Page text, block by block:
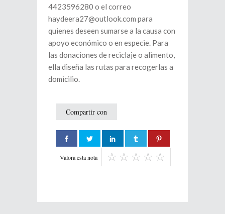
4423596280 o el correo
haydeera27@outlook.com para
quienes deseen sumarse a la causa con
apoyo económico o en especie. Para
las donaciones de reciclaje o alimento,
ella diseña las rutas para recogerlas a
domicilio.
Compartir con
Valora esta nota